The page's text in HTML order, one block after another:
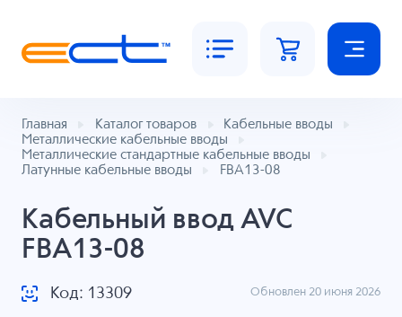
Главная Каталог товаров
Кабельные вводы
Металлические кабельные вводы
Металлические стандартные кабельные вводы
Латунные кабельные вводы
FBA13-08
Кабельный ввод AVC
FBA13-08
Код: 13309 Обновлен 20 июня 2026